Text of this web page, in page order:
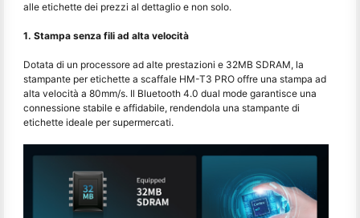
alle etichette dei prezzi al dettaglio e non solo.
1. Stampa senza fili ad alta velocità
Dotata di un processore ad alte prestazioni e 32MB SDRAM, la
stampante per etichette a scaffale HM-T3 PRO offre una stampa ad
alta velocità a 80mm/s. Il Bluetooth 4.0 dual mode garantisce una
connessione stabile e affidabile, rendendola una stampante di
etichette ideale per supermercati.